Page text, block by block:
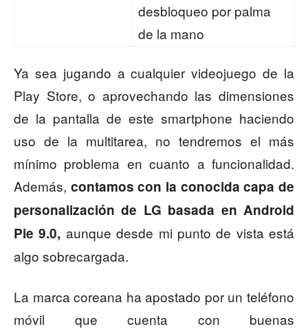
desbloqueo por palma
de la mano
Ya sea jugando a cualquier videojuego de la
Play Store, o aprovechando las dimensiones
de la pantalla de este smartphone haciendo
uso de la multitarea, no tendremos el más
mínimo problema en cuanto a funcionalidad.
Además, contamos con la conocida capa de
personalización de LG basada en Android
Pie 9.0, aunque desde mi punto de vista está
algo sobrecargada.
La marca coreana ha apostado por un teléfono
móvil que cuenta con buenas